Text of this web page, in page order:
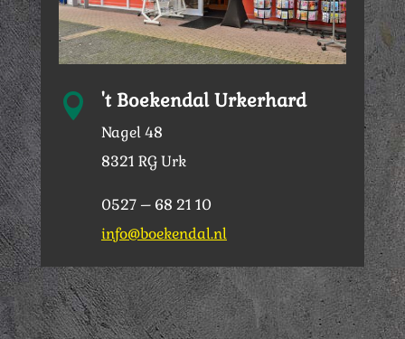
 't Boekendal Urkerhard
Nagel 48
8321 RG Urk
0527 – 68 21 10
info@boekendal.nl